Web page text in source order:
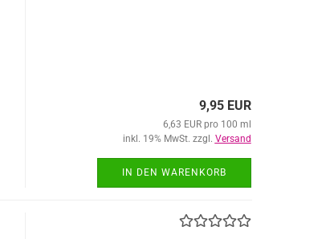
9,95 EUR
6,63 EUR pro 100 ml
inkl. 19% MwSt. zzgl. Versand
IN DEN WARENKORB